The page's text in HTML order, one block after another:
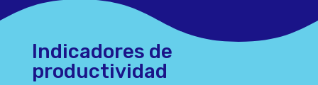
Indicadores de
productividad